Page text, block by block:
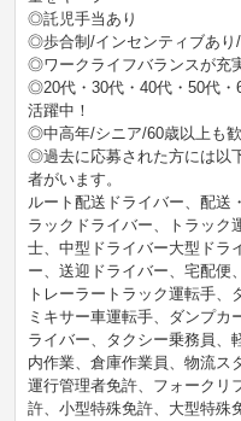
◎託児手当あり
◎歩合制/インセンティブあり
◎ワークライフバランスが充
◎20代・30代・40代・50代・
活躍中！
◎中高年/シニア/60歳以上も
◎過去に応募された方には以
者がいます。
ルート配送ドライバー、配送
ラックドライバー、トラック
士、中型ドライバー大型ドラ
ー、送迎ドライバー、宅配便
トレーラートラック運転手、
ミキサー車運転手、ダンプカ
ライバー、タクシー乗務員、
内作業、倉庫作業員、物流ス
運行管理者免許、フォークリ
許、小型特殊免許、大型特殊